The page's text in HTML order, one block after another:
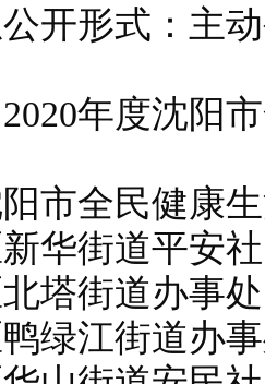
公开形式：
2020年度沈阳
市全民健康
华街道平安
塔街道办事处
绿江街道办